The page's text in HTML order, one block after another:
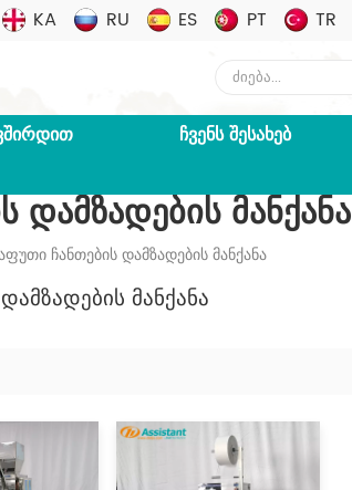
KA RU ES PT TR
ᲩᲕᲔᲜᲡ ᲨᲔᲡᲐᲮᲔᲑ
Მანქანა
Ჩანთების Დამზადების Მანქანა
Მანქანა